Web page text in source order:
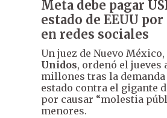
Meta debe pagar
estado de EEUU
en redes sociales
Un juez de Nuevo
Unidos, ordenó el jueves
millones tras la
estado contra el gigante
por causar “molestia
menores.